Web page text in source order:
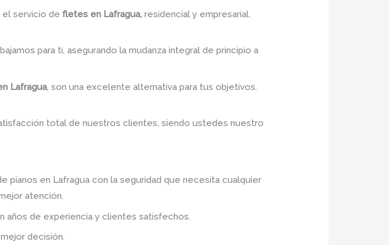
el servicio defletes en Lafragua, residencial y empresarial.
para ti, asegurando la mudanza integral de principio a
Lafragua, son una excelente alternativa para tus objetivos.
total de nuestros clientes, siendo ustedes nuestro
en Lafragua con la seguridad que necesita cualquier
atención.
años de experiencia y clientes satisfechos.
decisión.